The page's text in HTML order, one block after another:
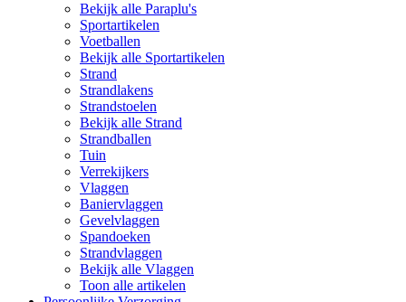
Bekijk alle Paraplu's
Sportartikelen
Voetballen
Bekijk alle Sportartikelen
Strand
Strandlakens
Strandstoelen
Bekijk alle Strand
Strandballen
Tuin
Verrekijkers
Vlaggen
Baniervlaggen
Gevelvlaggen
Spandoeken
Strandvlaggen
Bekijk alle Vlaggen
Toon alle artikelen